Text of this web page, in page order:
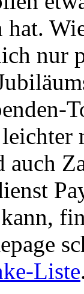
hat.
nur
auch
Liste